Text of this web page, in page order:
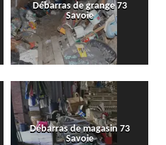
Débarras de grange 73
Savoie
Débarras de magasin 73
Savoie